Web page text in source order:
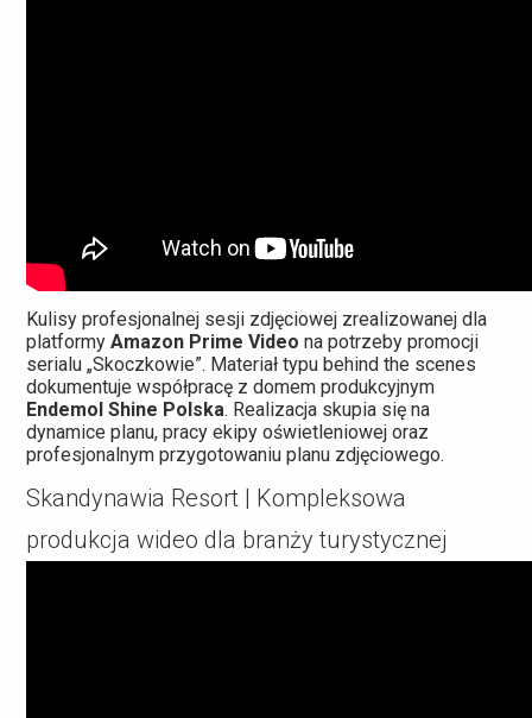
Kulisy profesjonalnej sesji zdjęciowej zrealizowanej dla
platformy Amazon Prime Video na potrzeby promocji
serialu „Skoczkowie”. Materiał typu behind the scenes
dokumentuje współpracę z domem produkcyjnym
Endemol Shine Polska. Realizacja skupia się na
dynamice planu, pracy ekipy oświetleniowej oraz
profesjonalnym przygotowaniu planu zdjęciowego.
Skandynawia Resort | Kompleksowa
produkcja wideo dla branży turystycznej